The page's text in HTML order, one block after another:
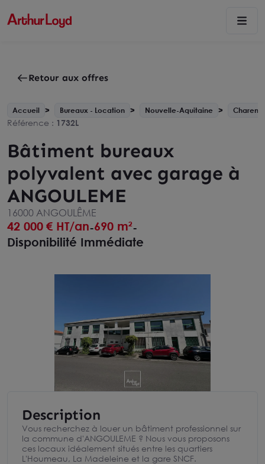
Retour aux offres
Accueil Bureaux - Location Nouvelle-Aquitaine
Référence : 1732L
Bâtiment bureaux
polyvalent avec garage à
ANGOULEME
16000 ANGOULÊME
42 000 € HT/an-690 m²-
Disponibilité Immédiate
Description
Vous recherchez à louer un bâtiment professionnel sur
la commune d'ANGOULEME ? Nous vous proposons
ces locaux idéalement situés entre les quartiers
L'Houmeau, La Madeleine et la gare SNCF.